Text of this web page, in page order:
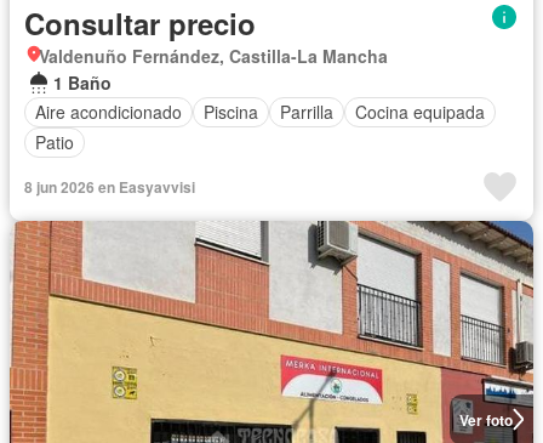
Consultar precio
Valdenuño Fernández, Castilla-La Mancha
1 Baño
Aire acondicionado
Piscina Parrilla
Cocina equipada
Patio
8 jun 2026 en Easyavvisi
Ver foto